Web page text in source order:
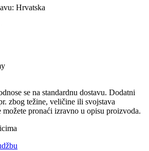
Hrvatska
se na standardnu ​​dostavu. Dodatni
zbog težine, veličine ili svojstava
pronaći izravno u opisu proizvoda.